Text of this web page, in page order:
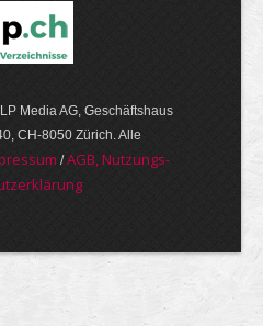
Media AG, Geschäftshaus
CH-8050 Zürich. Alle
/AGB, Nut­zungs­